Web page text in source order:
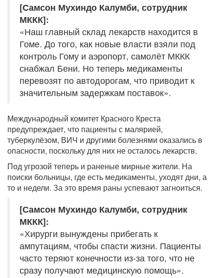
[Самсон Мухиндо Калумби, сотрудник
МККК]:
«Наш главный склад лекарств находится в
Гоме. До того, как новые власти взяли под
контроль Гому и аэропорт, самолёт МККК
снабжал Бени. Но теперь медикаменты
перевозят по автодорогам, что приводит к
значительным задержкам поставок».
Международный комитет Красного Креста
предупреждает, что пациенты с малярией,
туберкулёзом, ВИЧ и другими болезнями оказались в
опасности, поскольку для них не осталось лекарств.
Под угрозой теперь и раненые мирные жители. На
поиски больницы, где есть медикаменты, уходят дни, а
то и недели. За это время раны успевают загноиться.
[Самсон Мухиндо Калумби, сотрудник
МККК]:
«Хирурги вынуждены прибегать к
ампутациям, чтобы спасти жизни. Пациенты
часто теряют конечности из-за того, что не
сразу получают медицинскую помощь».